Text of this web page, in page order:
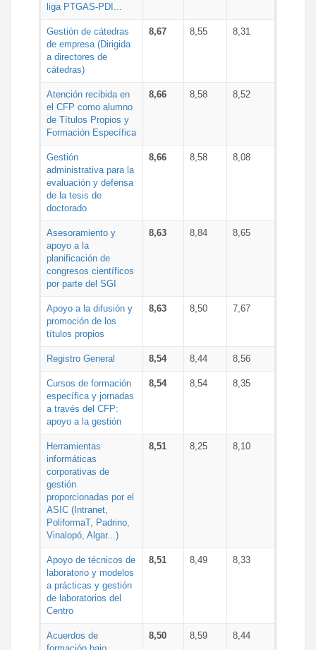
liga PTGAS-PDI...
Gestión de cátedras
de empresa (Dirigida
a directores de
cátedras)
8,67 8,55 8,31
Atención recibida en
el CFP como alumno
de Títulos Propios y
Formación Específica
8,66 8,58 8,52
Gestión
administrativa para la
evaluación y defensa
de la tesis de
doctorado
8,66 8,58 8,08
Asesoramiento y
apoyo a la
planificación de
congresos científicos
por parte del SGI
8,63 8,84 8,65
Apoyo a la difusión y
promoción de los
títulos propios
8,63 8,50 7,67
Registro General 8,54 8,44 8,56
Cursos de formación
específica y jornadas
a través del CFP:
apoyo a la gestión
8,54 8,54 8,35
Herramientas
informáticas
corporativas de
gestión
proporcionadas por el
ASIC (Intranet,
PoliformaT, Padrino,
Vinalopó, Algar...)
8,51 8,25 8,10
Apoyo de técnicos de
laboratorio y modelos
a prácticas y gestión
de laboratorios del
Centro
8,51 8,49 8,33
Acuerdos de
formación bajo
8,50 8,59 8,44